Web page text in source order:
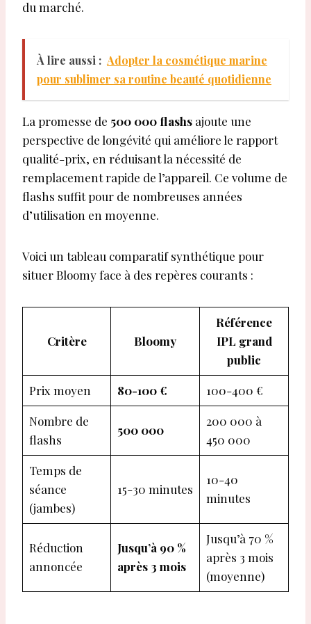
du marché.
À lire aussi : Adopter la cosmétique marine
pour sublimer sa routine beauté quotidienne
La promesse de 500 000 flashs ajoute une
perspective de longévité qui améliore le rapport
qualité-prix, en réduisant la nécessité de
remplacement rapide de l’appareil. Ce volume de
flashs suffit pour de nombreuses années
d’utilisation en moyenne.
Voici un tableau comparatif synthétique pour
situer Bloomy face à des repères courants :
Critère Bloomy
Référence
IPL grand
public
Prix moyen
80-100 €
100-400 €
Nombre de
flashs
500 000
200 000 à
450 000
Temps de
séance
(jambes)
15-30 minutes
10-40
minutes
Réduction
annoncée
Jusqu’à 90 %
après 3 mois
Jusqu’à 70 %
après 3 mois
(moyenne)